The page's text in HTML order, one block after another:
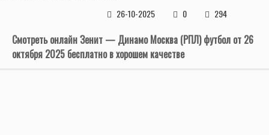
26-10-2025
0 294
Смотреть онлайн Зенит — Динамо Москва (РПЛ) футбол от 26
октября 2025 бесплатно в хорошем качестве